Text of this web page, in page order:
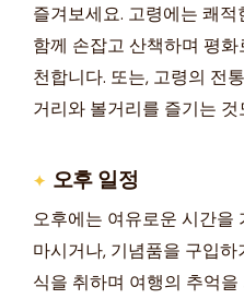
즐겨보세요. 고령에는 쾌
함께 손잡고 산책하며 평
천합니다. 또는, 고령의 전
거리와 볼거리를 즐기는
오후 일정
오후에는 여유로운 시간을
마시거나, 기념품을 구입
식을 취하며 여행의 추억